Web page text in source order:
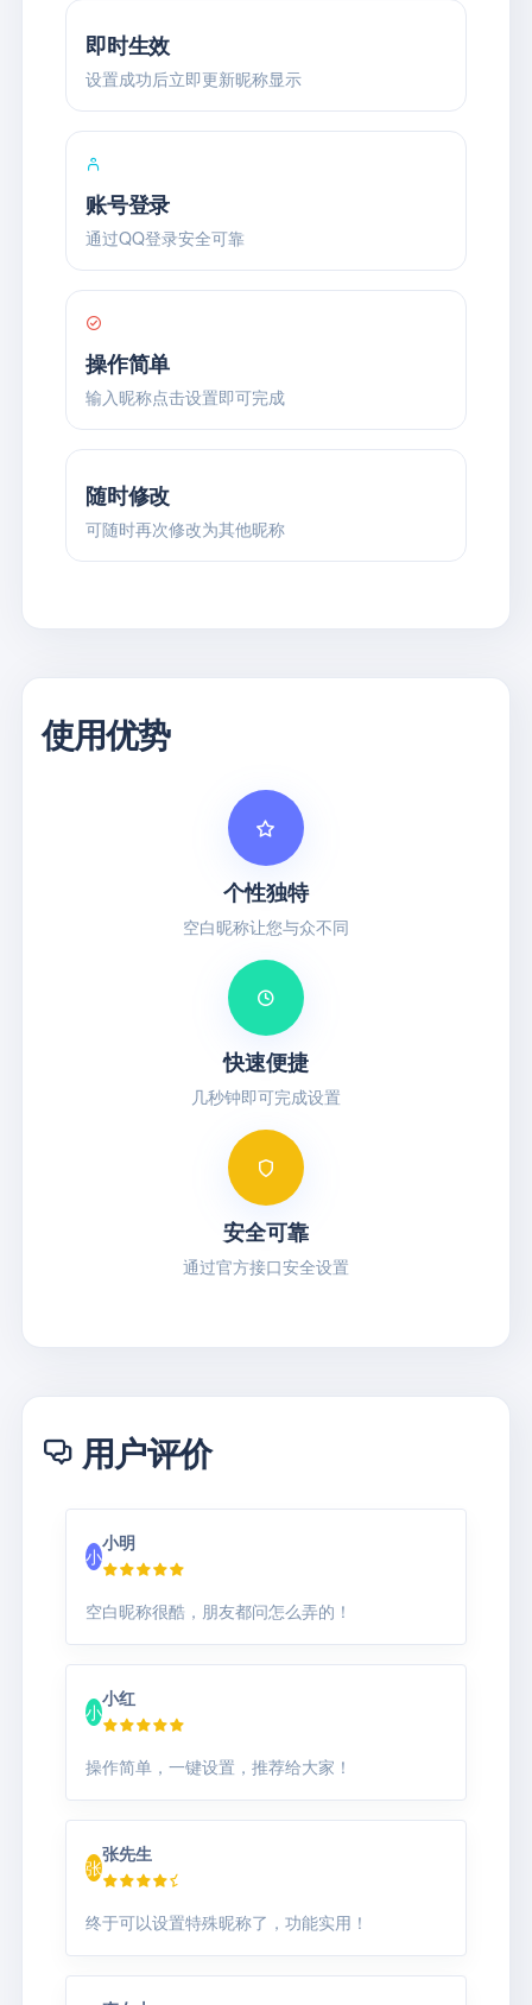
即时生效
设置成功后立即更新昵称显示
账号登录
通过QQ登录安全可靠
操作简单
输入昵称点击设置即可完成
随时修改
可随时再次修改为其他昵称
使用优势
个性独特
空白昵称让您与众不同
快速便捷
几秒钟即可完成设置
安全可靠
通过官方接口安全设置
用户评价
小
小明
空白昵称很酷，朋友都问怎么弄的！
小
小红
操作简单，一键设置，推荐给大家！
张
张先生
终于可以设置特殊昵称了，功能实用！